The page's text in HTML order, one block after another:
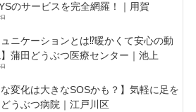
のサービスを完全網羅！｜用賀
ュニケーションとは⁉️暖かくて安心の動
蒲田どうぶつ医療センター｜池上
な変化は大きなSOSかも？】気軽に足を
うぶつ病院｜江戸川区